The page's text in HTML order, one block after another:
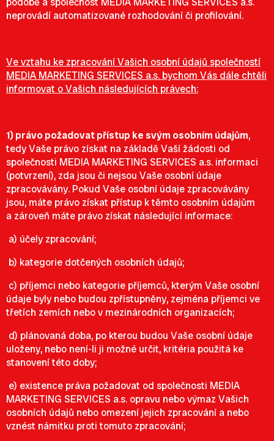
neprovádí automatizované rozhodování či profilování.
Ve vztahu ke zpracování Vašich osobní údajů společností
MEDIA MARKETING SERVICES a.s. bychom Vás dále chtěli
informovat o Vašich následujících právech:
1) právo požadovat přístup ke svým osobním údajům,
tedy Vaše právo získat na základě Vaší žádosti od
společnosti MEDIA MARKETING SERVICES a.s. informaci
(potvrzení), zda jsou či nejsou Vaše osobní údaje
zpracovávány. Pokud Vaše osobní údaje zpracovávány
jsou, máte právo získat přístup k těmto osobním údajům
a zároveň máte právo získat následující informace:
a) účely zpracování;
b) kategorie dotčených osobních údajů;
c) příjemci nebo kategorie příjemců, kterým Vaše osobní
údaje byly nebo budou zpřístupněny, zejména příjemci ve
třetích zemích nebo v mezinárodních organizacích;
d) plánovaná doba, po kterou budou Vaše osobní údaje
uloženy, nebo není-li ji možné určit, kritéria použitá ke
stanovení této doby;
e) existence práva požadovat od společnosti MEDIA
MARKETING SERVICES a.s. opravu nebo výmaz Vašich
osobních údajů nebo omezení jejich zpracování a nebo
vznést námitku proti tomuto zpracování;